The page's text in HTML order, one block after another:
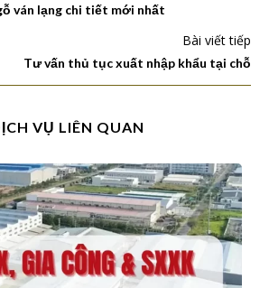
ván lạng chi tiết mới nhất
Bài viết tiếp
Tư vấn thủ tục xuất nhập khẩu tại chỗ
VỤ LIÊN QUAN